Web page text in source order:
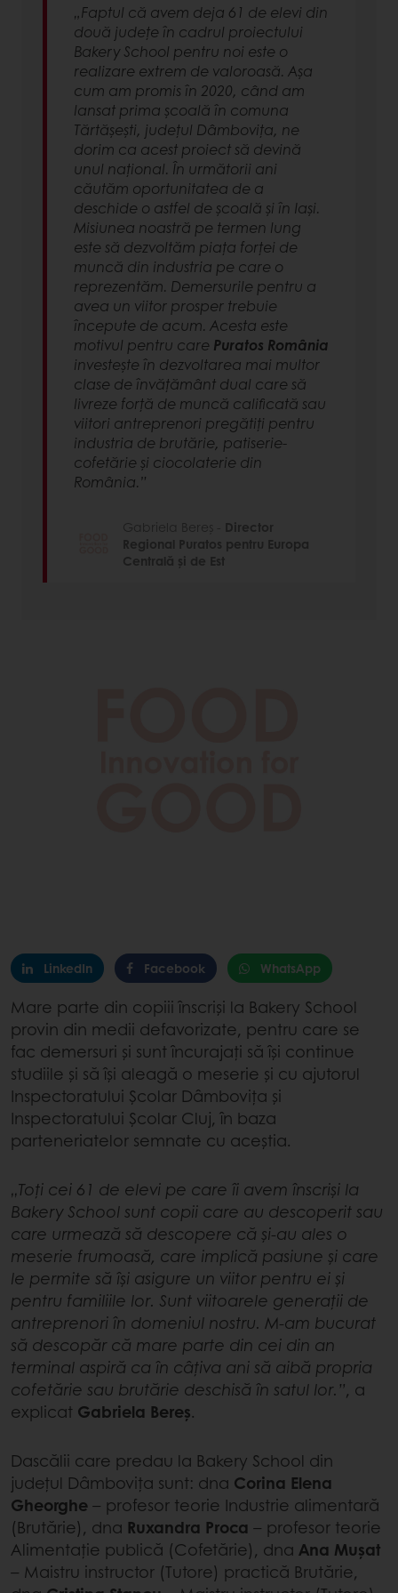
„Faptul că avem deja 61 de elevi din
două județe în cadrul proiectului
Bakery School pentru noi este o
realizare extrem de valoroasă. Așa
cum am promis în 2020, când am
lansat prima școală în comuna
Tărtășești, județul Dâmbovița, ne
dorim ca acest proiect să devină
unul național. În următorii ani
căutăm oportunitatea de a
deschide o astfel de școală și în Iași.
Misiunea noastră pe termen lung
este să dezvoltăm piața forței de
muncă din industria pe care o
reprezentăm. Demersurile pentru a
avea un viitor prosper trebuie
începute de acum. Acesta este
motivul pentru care Puratos România
investește în dezvoltarea mai multor
clase de învățământ dual care să
livreze forță de muncă calificată sau
viitori antreprenori pregătiți pentru
industria de brutărie, patiserie-
cofetărie și ciocolaterie din
România.”
Gabriela Bereș - Director
Regional Puratos pentru Europa
Centrală și de Est
LinkedIn Facebook WhatsApp
Mare parte din copiii înscriși la Bakery School
provin din medii defavorizate, pentru care se
fac demersuri și sunt încurajați să își continue
studiile și să își aleagă o meserie și cu ajutorul
Inspectoratului Școlar Dâmbovița și
Inspectoratului Școlar Cluj, în baza
parteneriatelor semnate cu aceștia.
„Toți cei 61 de elevi pe care îi avem înscriși la
Bakery School sunt copii care au descoperit sau
care urmează să descopere că și-au ales o
meserie frumoasă, care implică pasiune și care
le permite să își asigure un viitor pentru ei și
pentru familiile lor. Sunt viitoarele generații de
antreprenori în domeniul nostru. M-am bucurat
să descopăr că mare parte din cei din an
terminal aspiră ca în câțiva ani să aibă propria
cofetărie sau brutărie deschisă în satul lor.”, a
explicat Gabriela Bereș.
Dascălii care predau la Bakery School din
județul Dâmbovița sunt: dna Corina Elena
Gheorghe– profesor teorie Industrie alimentară
(Brutărie), dna Ruxandra Proca – profesor teorie
Alimentație publică (Cofetărie), dna Ana Mușat
– Maistru instructor (Tutore) practică Brutărie,